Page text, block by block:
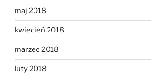
maj 2018
kwiecień 2018
marzec 2018
luty 2018